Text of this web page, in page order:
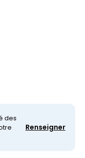
des
Renseigner